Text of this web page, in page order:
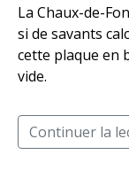
La Chaux-de-
si de savants
cette plaque en
vide.
Continuer la